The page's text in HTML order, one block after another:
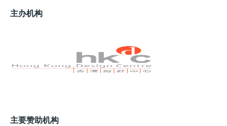
主办机构
主要赞助机构